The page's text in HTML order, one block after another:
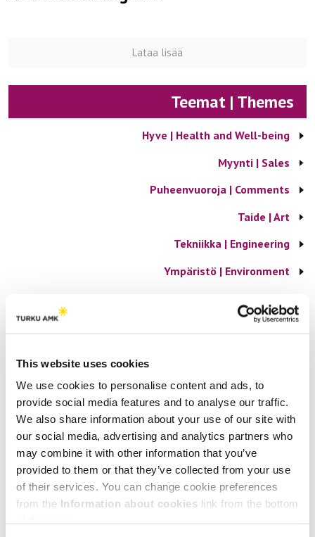
This website uses cookies
We use cookies to personalise content and ads, to
provide social media features and to analyse our traffic.
We also share information about your use of our site with
our social media, advertising and analytics partners who
may combine it with other information that you’ve
provided to them or that they’ve collected from your use
of their services. You can change cookie preferences
from the Information about cookies link from the bottom
Lataa lisää
Teemat | Themes
Hyve | Health and Well-being
Myynti | Sales
Puheenvuoroja | Comments
Taide | Art
Tekniikka | Engineering
Ympäristö | Environment
Dilukshi Soysa,
Tommy Lyons,
Mari Lahti,
Johanna Berg
Melodic project promotes mental health
among young adults with cancer
12.05.2026
Taiteilijaidentiteetin rakentuminen